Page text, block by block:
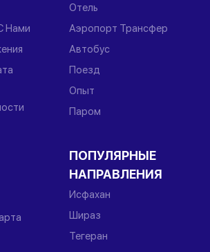
Нами
Отель
Аэропорт Трансфер
Автобус
Поезд
Опыт
Паром
ПОПУЛЯРНЫЕ
НАПРАВЛЕНИЯ
Исфахан
Шираз
Тегеран